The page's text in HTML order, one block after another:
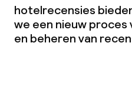
hotelrecensies
we een nieuw
en beheren van